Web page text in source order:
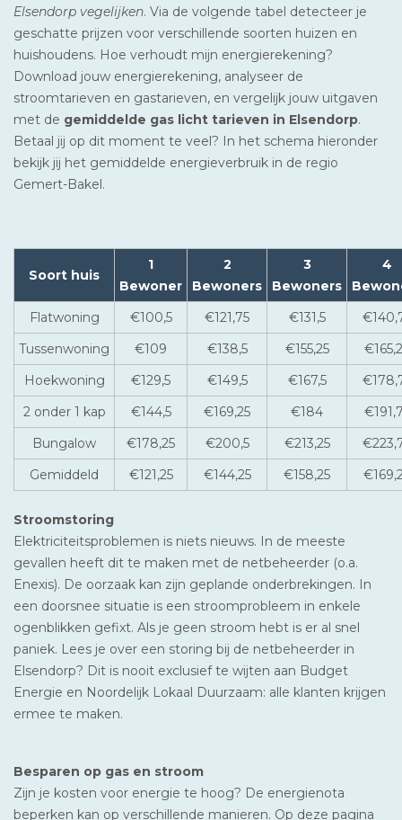
Elsendorp vegelijken. Via de volgende tabel detecteer je
geschatte prijzen voor verschillende soorten huizen en
huishoudens. Hoe verhoudt mijn energierekening?
Download jouw energierekening, analyseer de
stroomtarieven en gastarieven, en vergelijk jouw uitgaven
met de gemiddelde gas licht tarieven in Elsendorp.
Betaal jij op dit moment te veel? In het schema hieronder
bekijk jij het gemiddelde energieverbruik in de regio
Gemert-Bakel.
Soort huis
1
Bewoner
2
Bewoners
3
Bewoners
4
Flatwoning
€100,5 €121,75 €131,5
Tussenwoning
€109 €138,5 €155,25
Hoekwoning
€129,5 €149,5 €167,5
2 onder 1 kap
€144,5 €169,25 €184
Bungalow
€178,25 €200,5 €213,25
Gemiddeld
€121,25 €144,25 €158,25
Stroomstoring
Elektriciteitsproblemen is niets nieuws. In de meeste
gevallen heeft dit te maken met de netbeheerder (o.a.
Enexis). De oorzaak kan zijn geplande onderbrekingen. In
een doorsnee situatie is een stroomprobleem in enkele
ogenblikken gefixt. Als je geen stroom hebt is er al snel
paniek. Lees je over een storing bij de netbeheerder in
Elsendorp? Dit is nooit exclusief te wijten aan Budget
Energie en Noordelijk Lokaal Duurzaam: alle klanten krijgen
ermee te maken.
Besparen op gas en stroom
Zijn je kosten voor energie te hoog? De energienota
beperken kan op verschillende manieren. Op deze pagina